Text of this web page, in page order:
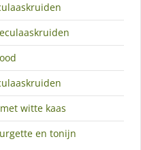
witte kaas
en tonijn